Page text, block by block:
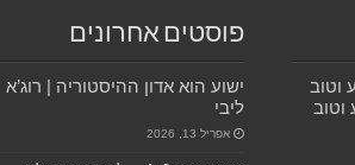
וטוב
וטוב
פוסטים אחרונים
ישוע הוא אדון ההיסטוריה | רוג’א
ליבי
אפריל 13, 2026